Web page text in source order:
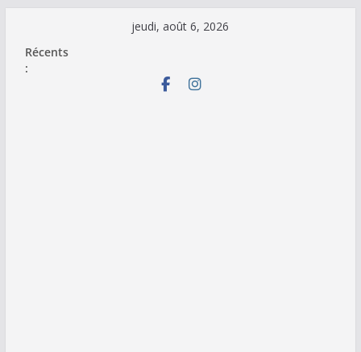
contenu
jeudi, août 6, 2026
Récents
: